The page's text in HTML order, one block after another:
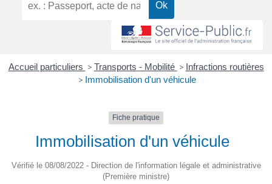
Accueil particuliers > Transports - Mobilité > Infractions routières
> Immobilisation d'un véhicule
Fiche pratique
Immobilisation d'un véhicule
Vérifié le 08/08/2022 - Direction de l'information légale et administrative
(Première ministre)